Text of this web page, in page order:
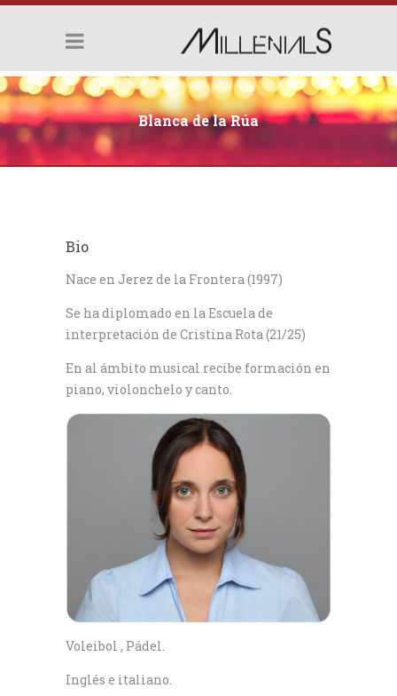
Blanca de la Rúa
Bio
Nace en Jerez de la Frontera (1997)
Se ha diplomado en la Escuela de
interpretación de Cristina Rota (21/25)
En al ámbito musical recibe formación en
piano, violonchelo y canto.
Voleibol , Pádel.
Inglés e italiano.